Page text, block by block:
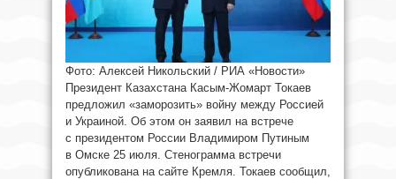
Фото: Алексей Никольский / РИА «Новости»
Президент Казахстана Касым-Жомарт Токаев
предложил «заморозить» войну между Россией
и Украиной. Об этом он заявил на встрече
с президентом России Владимиром Путиным
в Омске 25 июля. Стенограмма встречи
опубликована на сайте Кремля. Токаев сообщил,